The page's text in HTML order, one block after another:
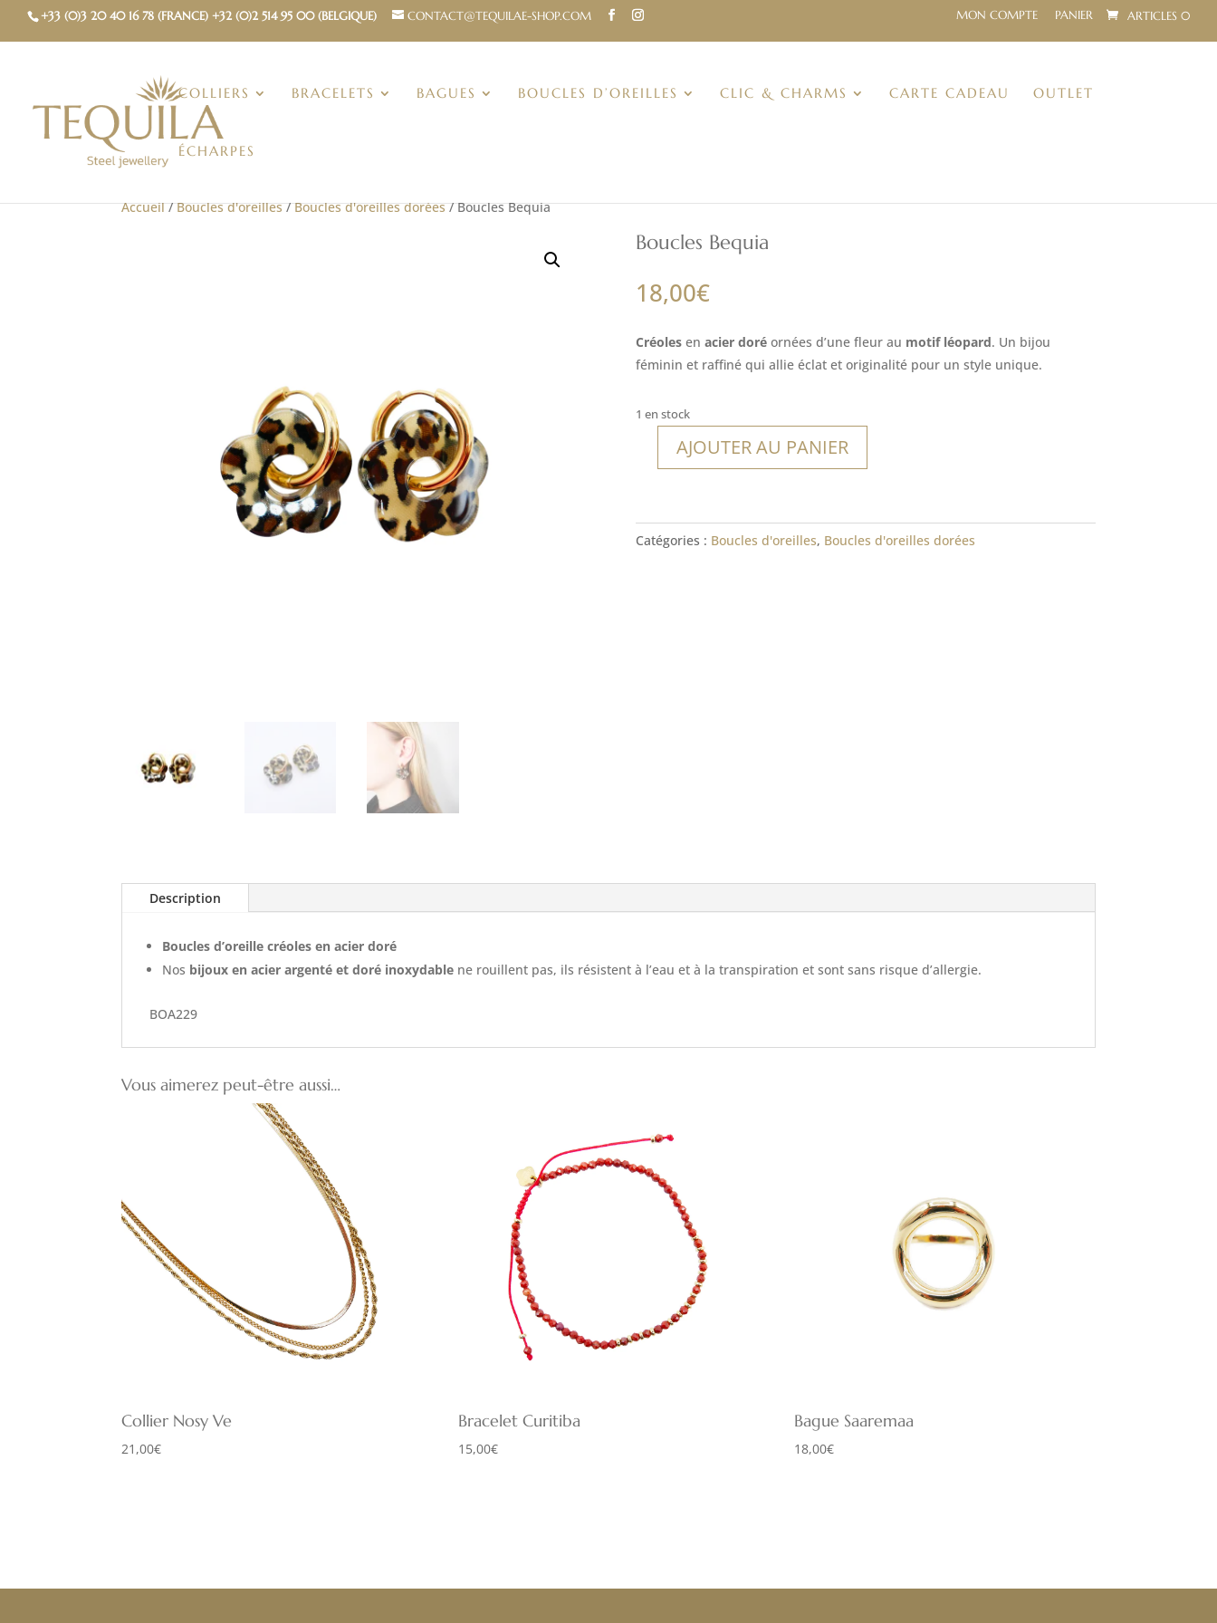
+33 (0)3 20 40 16 78 (FRANCE) +32 (0)2 514 95 00 (BELGIQUE) CONTACT@TEQUILAE-SHOP.COM MON COMPTE PANIER ARTICLES 0
COLLIERS BRACELETS BAGUES BOUCLES D’OREILLES CLIC & CHARMS CARTE CADEAU OUTLET
ÉCHARPES
Accueil/Boucles d'oreilles/Boucles d'oreilles dorées/ Boucles Bequia
Boucles Bequia
18,00€
Créolesen acier doréornées d’une fleur au motif léopard. Un bijou
féminin et raffiné qui allie éclat et originalité pour un style unique.
1 en stock
quantité
Bequia
AJOUTER AU PANIER
Catégories : Boucles d'oreilles, Boucles d'oreilles dorées
Description
Boucles d’oreille créoles en acier doré
Nos bijoux en acier argenté et doré inoxydable ne rouillent pas, ils résistent à l’eau et à la transpiration et sont sans risque d’allergie.
BOA229
Vous aimerez peut-être aussi…
Collier Nosy Ve
21,00€
Bracelet Curitiba
15,00€
Bague Saaremaa
18,00€